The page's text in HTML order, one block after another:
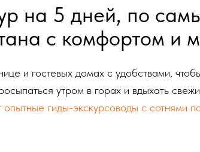
на 5 дней, по
с комфортом и
и гостевых домах с удобствами,
утром в горах и вдыхать
гиды-экскурсоводы с сотнями